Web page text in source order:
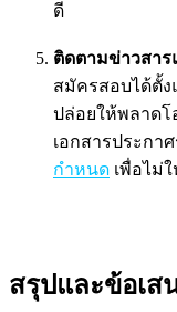
ดี
ติดตามข่าวสา
สมัครสอบได้ตั้ง
ปล่อยให้พลาดโ
เอกสารประกา
กำหนด เพื่อไม่
สรุปและข้อเส